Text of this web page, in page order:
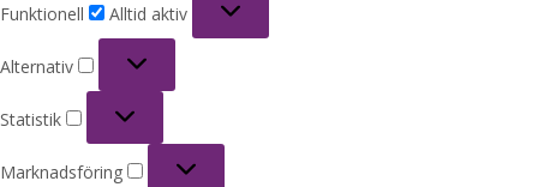
Funktionell
Alltid aktiv
Alternativ
Statistik
Marknadsföring